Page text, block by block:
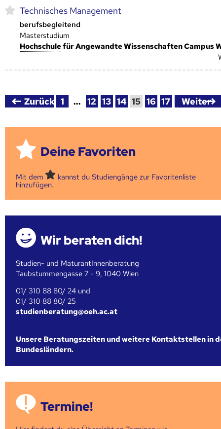
Technisches Management
berufsbegleitend
Masterstudium
Hoch­schulefür Angewandte Wissenschaften Campus
Zurück 1 … 12 13 14 15 16 17 Weiter
Deine Favoriten
Mit dem
kannst du Studiengänge zur Favoritenliste
hinzufügen.
Wir beraten dich!
Studien- und MaturantInnenberatung
Taubstummengasse 7 - 9, 1040 Wien
01/ 310 88 80/ 24 und
01/ 310 88 80/ 25
studienberatung@oeh.ac.at
Unsere Beratungszeiten und weitere Kontaktstellen in
Bundesländern.
Termine!